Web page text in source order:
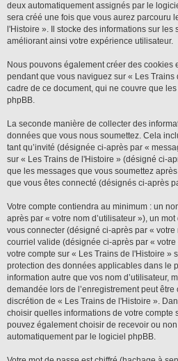
deux automatiquement assignés par le
sera créé une fois que vous aurez parcouru
l'Histoire ». Il stocke des informations sur les
améliorant ainsi votre expérience utilisateur.
Nous pouvons également créer des cookies
pendant que vous naviguez sur « Les Trains
cadre de ce document, qui ne couvre que
phpBB.
La seconde manière de collecter des
données que vous nous soumettez. Cela
tant qu’invité (désignée ci-après par «
sur « Les Trains de l'Histoire » (désigné ci-
que les messages que vous soumettez
que vous êtes connecté (désignés ci-après
Votre compte contiendra au minimum : un
après par « votre nom d’utilisateur »), un
vous connecter (désigné ci-après par «
courriel valide (désignée ci-après par «
votre compte sur « Les Trains de l'Histoire »
protection des données applicables dans le
information autre que vos nom d’utilisateur,
demandée lors de l’enregistrement peut
discrétion de « Les Trains de l'Histoire ».
choisir quelles informations de votre compte
pouvez également choisir de recevoir ou
automatiquement par le logiciel phpBB.